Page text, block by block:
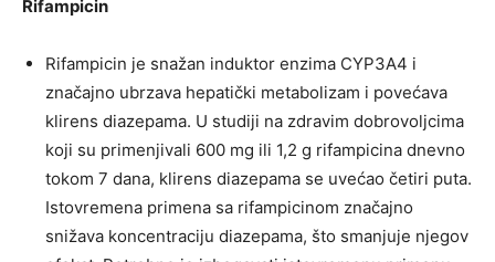
Rifampicin
Rifampicin je snažan induktor enzima CYP3A4 i
značajno ubrzava hepatički metabolizam i povećava
klirens diazepama. U studiji na zdravim dobrovoljcima
koji su primenjivali 600 mg ili 1,2 g rifampicina dnevno
tokom 7 dana, klirens diazepama se uvećao četiri puta.
Istovremena primena sa rifampicinom značajno
snižava koncentraciju diazepama, što smanjuje njegov